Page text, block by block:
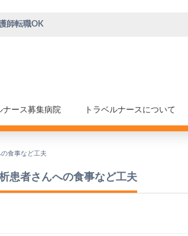
師転職OK
ナース募集病院 トラベルナースについて
食事など工夫
患者さんへの食事など工夫